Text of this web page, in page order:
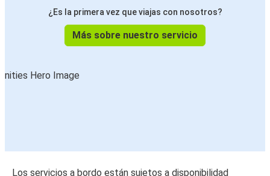
¿Es la primera vez que viajas con nosotros?
Más sobre nuestro servicio
Los servicios a bordo están sujetos a disponibilidad